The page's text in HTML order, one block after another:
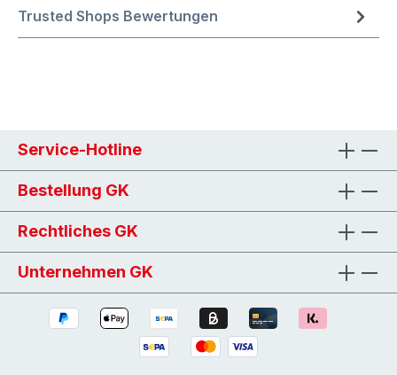
Trusted Shops Bewertungen
Service-Hotline
Bestellung GK
Rechtliches GK
Unternehmen GK